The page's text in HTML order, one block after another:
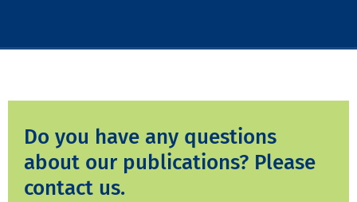
Do you have any questions
about our publications? Please
contact us.